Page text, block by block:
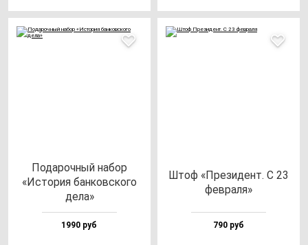
Пода­роч­ный на­бор
«Исто­рия бан­ков­ско­го
де­ла»
1990 руб
Штоф «Пре­зи­дент. С 23
фев­ра­ля»
790 руб